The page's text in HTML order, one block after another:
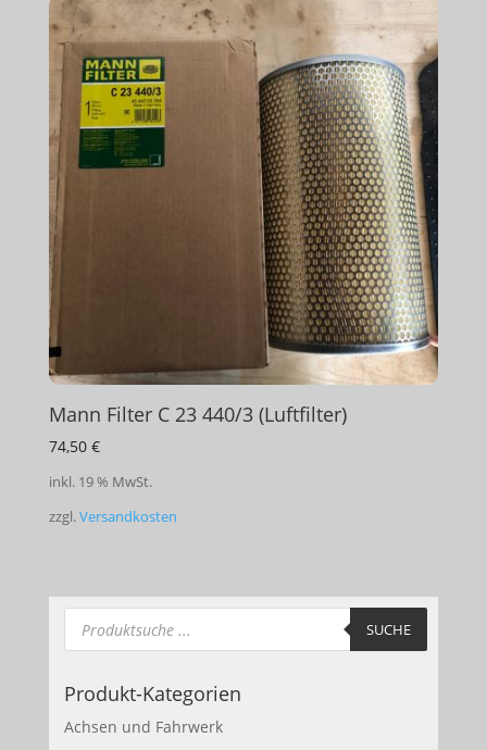
Mann Filter C 23 440/3 (Luftfilter)
74,50 €
inkl. 19 % MwSt.
zzgl.Versandkosten
Products
search SUCHE
Produkt-Kategorien
Achsen und Fahrwerk